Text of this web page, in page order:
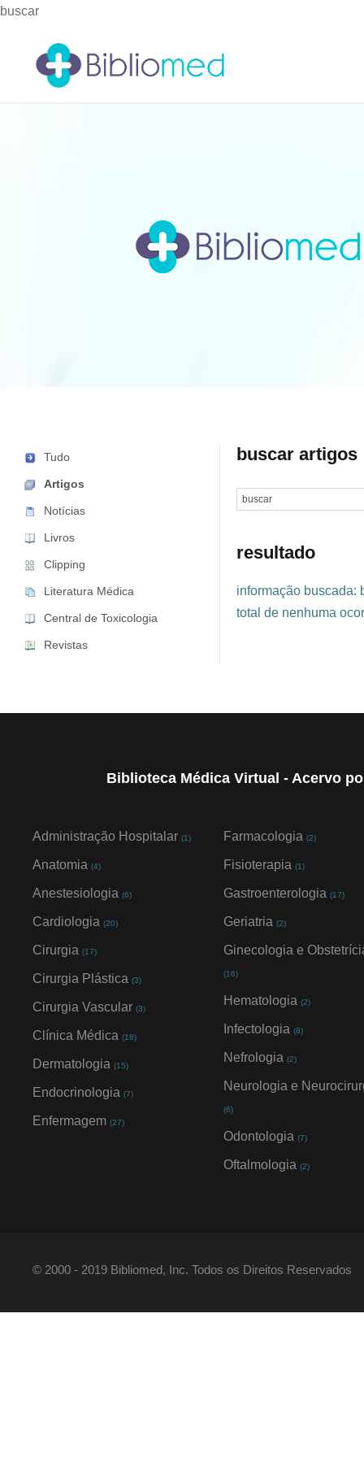
buscar
Tudo
Artigos
Notícias
Livros
Clipping
Literatura Médica
Central de Toxicologia
Revistas
buscar artigos
resultado
informação buscada:
total de nenhuma
Biblioteca Médica Virtual - Acervo
Administração Hospitalar (1)
Anatomia (4)
Anestesiologia (6)
Cardiologia (20)
Cirurgia (17)
Cirurgia Plástica (3)
Cirurgia Vascular (3)
Clínica Médica (18)
Dermatologia (15)
Endocrinologia (7)
Enfermagem (27)
Farmacologia (2)
Fisioterapia (1)
Gastroenterologia (17)
Geriatria (2)
Ginecologia e
(16)
Hematologia (2)
Infectologia (8)
Nefrologia (2)
Neurologia e
(6)
Odontologia (7)
Oftalmologia (2)
© 2000 - 2019 Bibliomed, Inc. Todos os Direitos Reservados